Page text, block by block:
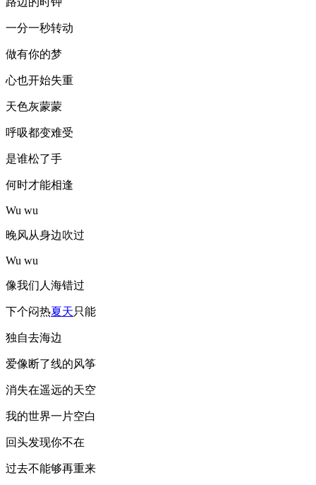
一分一秒转动
做有你的梦
心也开始失重
天色灰蒙蒙
呼吸都变难受
是谁松了手
何时才能相逢
Wu wu
晚风从身边吹过
Wu wu
像我们人海错过
下个闷热夏天只能
独自去海边
爱像断了线的风筝
消失在遥远的天空
我的世界一片空白
回头发现你不在
过去不能够再重来